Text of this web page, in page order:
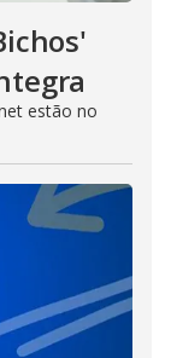
estão no